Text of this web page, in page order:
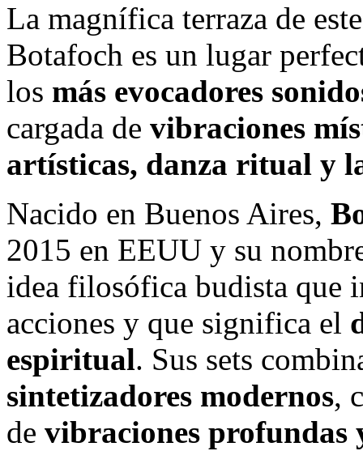
La magnífica terraza de
Botafoch es un lugar
los más evocadores
cargada de vibraciones
artísticas, danza ritual y
Nacido en Buenos Aires,
2015 en EEUU y su
idea filosófica budista que
acciones y que significa el
espiritual. Sus sets
sintetizadores modernos,
de vibraciones profundas